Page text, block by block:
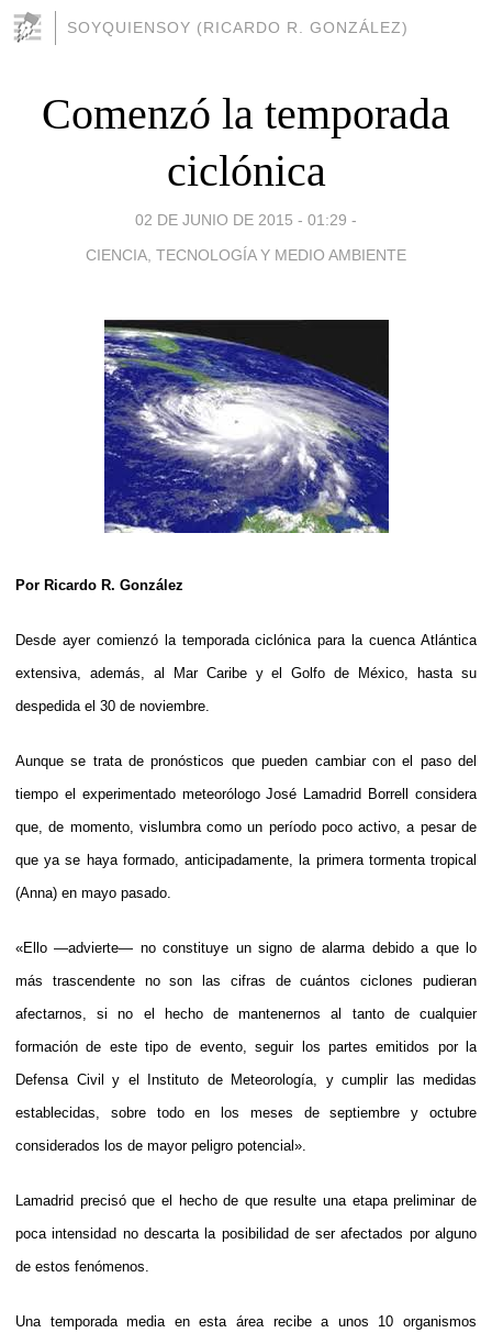
SOYQUIENSOY (RICARDO R. GONZÁLEZ)
Comenzó la temporada
ciclónica
02 DE JUNIO DE 2015 - 01:29 -
CIENCIA, TECNOLOGÍA Y MEDIO AMBIENTE
Por Ricardo R. González
Desde ayer comienzó la temporada ciclónica para la cuenca Atlántica
extensiva, además, al Mar Caribe y el Golfo de México, hasta su
despedida el 30 de noviembre.
Aunque se trata de pronósticos que pueden cambiar con el paso del
tiempo el experimentado meteorólogo José Lamadrid Borrell considera
que, de momento, vislumbra como un período poco activo, a pesar de
que ya se haya formado, anticipadamente, la primera tormenta tropical
(Anna) en mayo pasado.
«Ello —advierte— no constituye un signo de alarma debido a que lo
más trascendente no son las cifras de cuántos ciclones pudieran
afectarnos, si no el hecho de mantenernos al tanto de cualquier
formación de este tipo de evento, seguir los partes emitidos por la
Defensa Civil y el Instituto de Meteorología, y cumplir las medidas
establecidas, sobre todo en los meses de septiembre y octubre
considerados los de mayor peligro potencial».
Lamadrid precisó que el hecho de que resulte una etapa preliminar de
poca intensidad no descarta la posibilidad de ser afectados por alguno
de estos fenómenos.
Una temporada media en esta área recibe a unos 10 organismos